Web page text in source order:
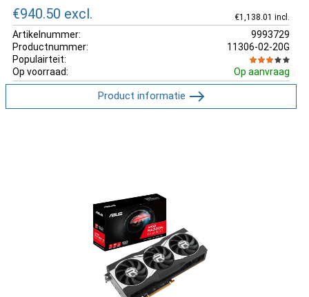
€940.50 excl. €1,138.01 incl.
Artikelnummer:
9993729
Productnummer:
11306-02-20G
Populairteit:
Op voorraad:
Op aanvraag
Product informatie